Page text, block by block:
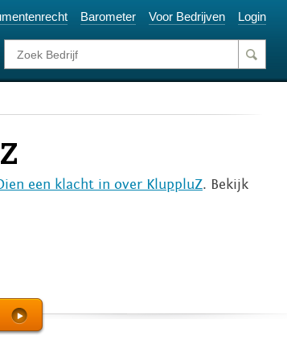
Barometer Voor Bedrijven Login
een klacht in over KluppluZ. Bekijk